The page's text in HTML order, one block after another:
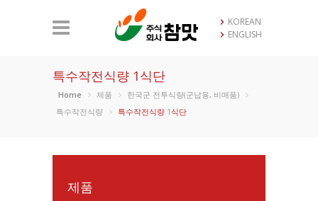
KOREAN
ENGLISH
특수작전식량 1식단
Home 제품
한국군 전투식량(군납용, 비매품)
특수작전식량
특수작전식량 1식단
제품